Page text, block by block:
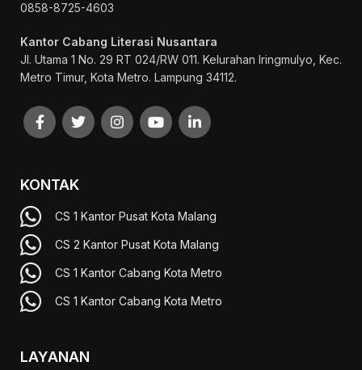
0858-8725-4603
Kantor Cabang Literasi Nusantara
Jl. Utama 1 No. 29 RT 024/RW 011. Kelurahan Iringmulyo, Kec.
Metro Timur, Kota Metro. Lampung 34112.
KONTAK
CS 1 Kantor Pusat Kota Malang
CS 2 Kantor Pusat Kota Malang
CS 1 Kantor Cabang Kota Metro
CS 1 Kantor Cabang Kota Metro
LAYANAN